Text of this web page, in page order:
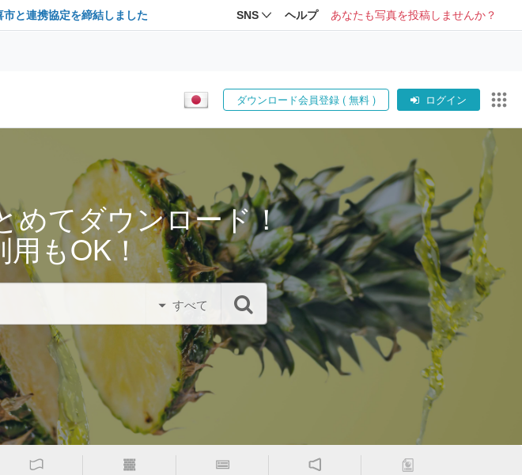
と連携協定を締結しました SNS ヘルプ あなたも写真を投稿しませんか？
ダウンロード会員登録 ( 無料 ) ログイン
めてダウンロード！
用もOK！
すべて